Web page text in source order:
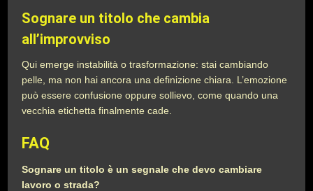
Sognare un titolo che cambia
all’improvviso
Qui emerge instabilità o trasformazione: stai cambiando
pelle, ma non hai ancora una definizione chiara. L’emozione
può essere confusione oppure sollievo, come quando una
vecchia etichetta finalmente cade.
FAQ
Sognare un titolo è un segnale che devo cambiare
lavoro o strada?